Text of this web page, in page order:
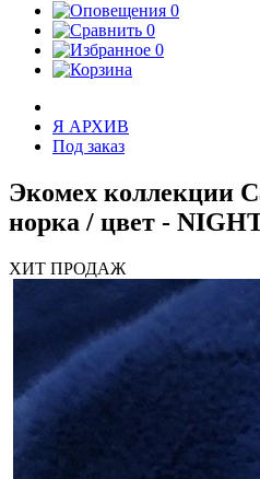
0
0
0
Я АРХИВ
Под заказ
Экомех коллекции
норка / цвет -
ХИТ ПРОДАЖ